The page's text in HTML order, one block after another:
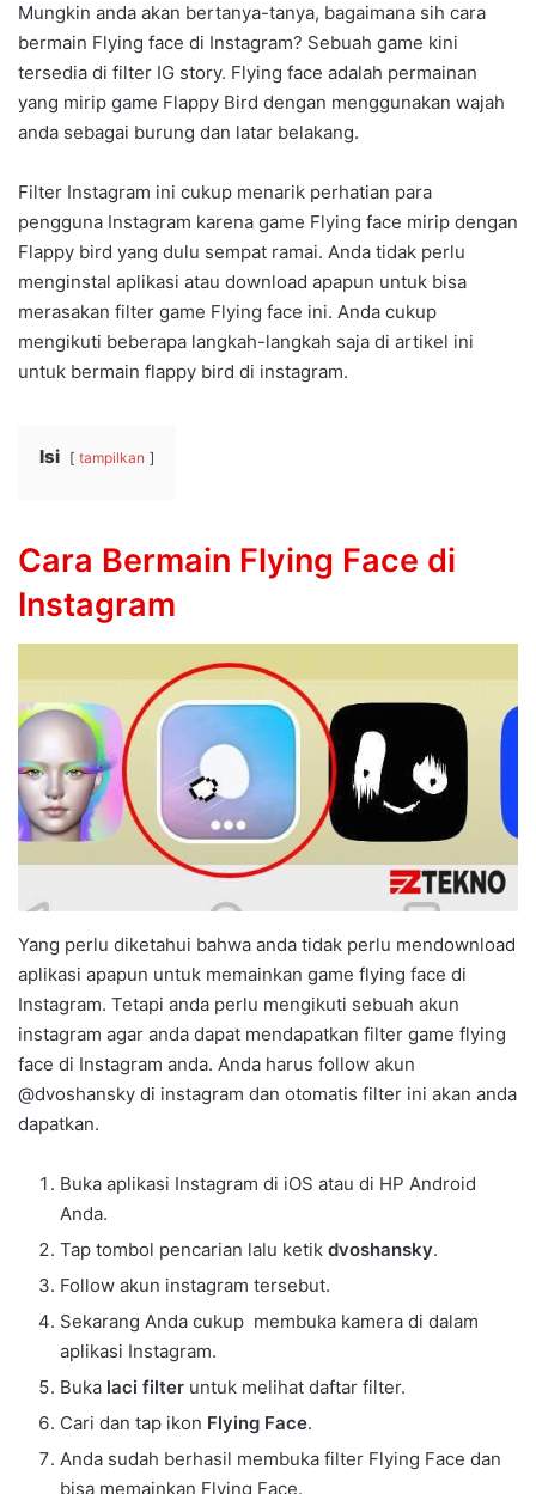
Mungkin anda akan bertanya-tanya, bagaimana sih cara
bermain Flying face di Instagram? Sebuah game kini
tersedia di filter IG story. Flying face adalah permainan
yang mirip game Flappy Bird dengan menggunakan wajah
anda sebagai burung dan latar belakang.
Filter Instagram ini cukup menarik perhatian para
pengguna Instagram karena game Flying face mirip dengan
Flappy bird yang dulu sempat ramai. Anda tidak perlu
menginstal aplikasi atau download apapun untuk bisa
merasakan filter game Flying face ini. Anda cukup
mengikuti beberapa langkah-langkah saja di artikel ini
untuk bermain flappy bird di instagram.
Isi tampilkan
Cara Bermain Flying Face di
Instagram
Yang perlu diketahui bahwa anda tidak perlu mendownload
aplikasi apapun untuk memainkan game flying face di
Instagram. Tetapi anda perlu mengikuti sebuah akun
instagram agar anda dapat mendapatkan filter game flying
face di Instagram anda. Anda harus follow akun
@dvoshansky di instagram dan otomatis filter ini akan anda
dapatkan.
Buka aplikasi Instagram di iOS atau di HP Android
Anda.
Tap tombol pencarian lalu ketik dvoshansky.
Follow akun instagram tersebut.
Sekarang Anda cukup membuka kamera di dalam
aplikasi Instagram.
Buka laci filter untuk melihat daftar filter.
Cari dan tap ikon Flying Face.
Anda sudah berhasil membuka filter Flying Face dan
bisa memainkan Flying Face.